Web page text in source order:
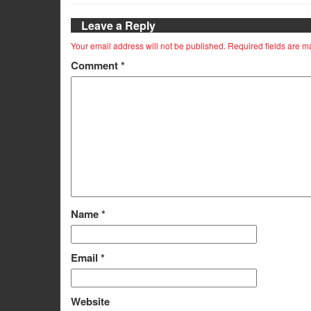
Leave a Reply
Your email address will not be published. Required fields are
Comment*
Name*
Email *
Website